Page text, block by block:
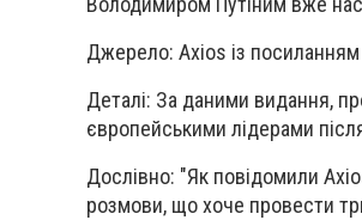
Джерело: Axios із
Деталі: За даними видання,
європейськими лідерами
Дослівно: "Як повідомили
розмови, що хоче провести